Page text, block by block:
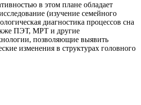
в этом плане обладает
(изучение семейного
диагностика процессов сна
ПЭТ, МРТ и другие
позволяющие выявить
изменения в структурах головного